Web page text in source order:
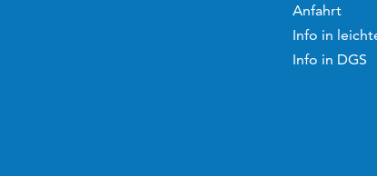
Anfahrt
Info in
Info in DGS